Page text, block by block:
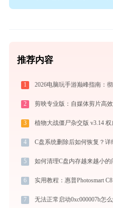
推荐内容
1
2 剪映专业版：自媒体剪片高
3
4 C盘系统删除后如何恢复？详
5 如何清理C盘内存越来越小的
6
7 无法正常启动0xc000007b怎